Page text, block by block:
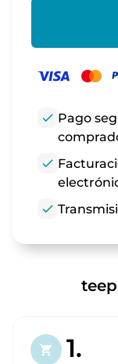
check Pago
check
check
shopping_cart 1.